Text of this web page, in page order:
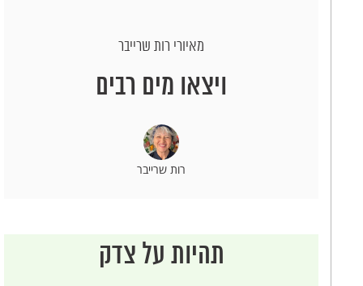
מאיורי רות שרייבר
ויצאו מים רבים
רות שרייבר
תהיות על צדק